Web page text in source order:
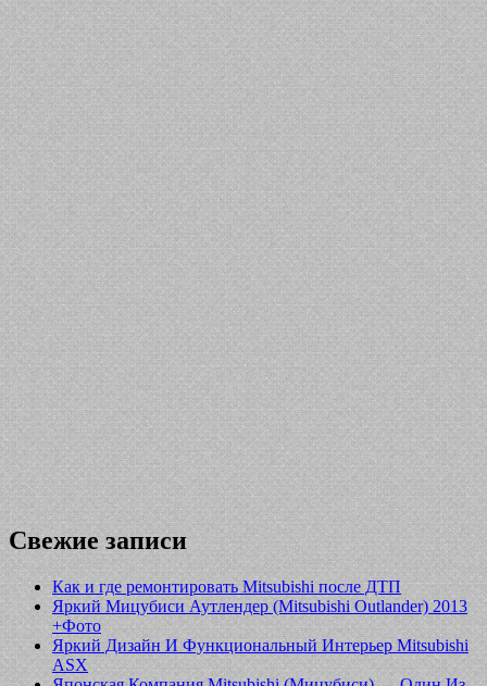
Свежие записи
Как и где ремонтировать Mitsubishi после ДТП
Яркий Мицубиси Аутлендер (Mitsubishi Outlander) 2013
+Фото
Яркий Дизайн И Функциональный Интерьер Mitsubishi
ASX